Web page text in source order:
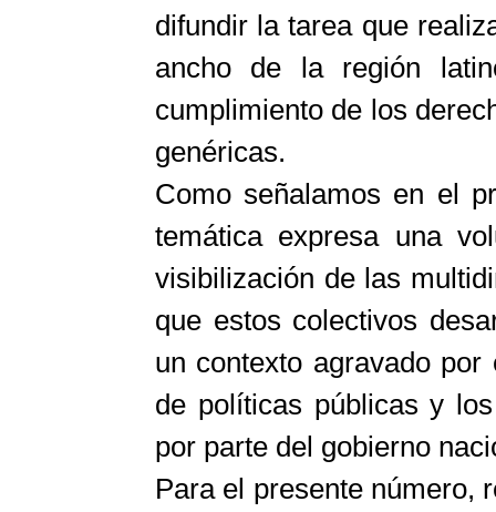
difundir la tarea que
ancho de la región
cumplimiento de los
genéricas.
Como señalamos en el
temática expresa una
visibilización de las
que estos colectivos
un contexto agravado
de políticas públicas y
por parte del gobierno
Para el presente número,